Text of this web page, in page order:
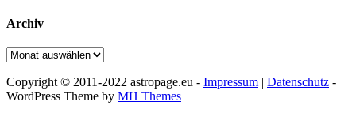
Archiv
Archiv
Copyright © 2011-2022 astropage.eu - Impressum | Datenschutz -
WordPress Theme by MH Themes